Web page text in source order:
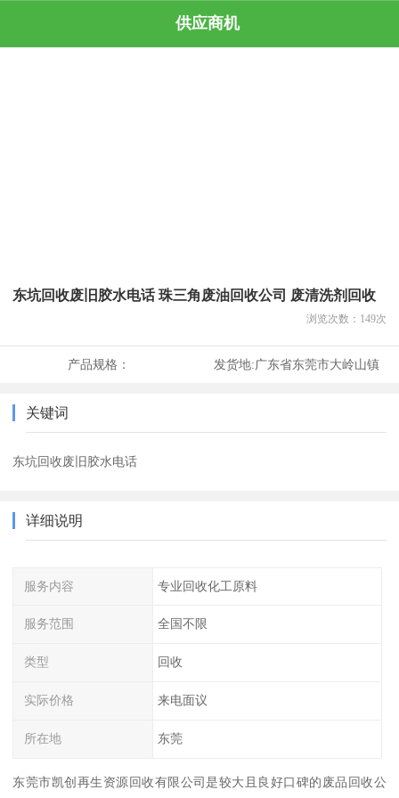
供应商机
东坑回收废旧胶水电话 珠三角废油回收公司 废清洗剂回收
浏览次数： 149次
产品规格： 发货地:广东省东莞市大岭山镇
关键词
东坑回收废旧胶水电话
详细说明
服务内容 专业回收化工原料
服务范围 全国不限
类型 回收
实际价格 来电面议
所在地 东莞
东莞市凯创再生资源回收有限公司是较大且良好口碑的废品回收公